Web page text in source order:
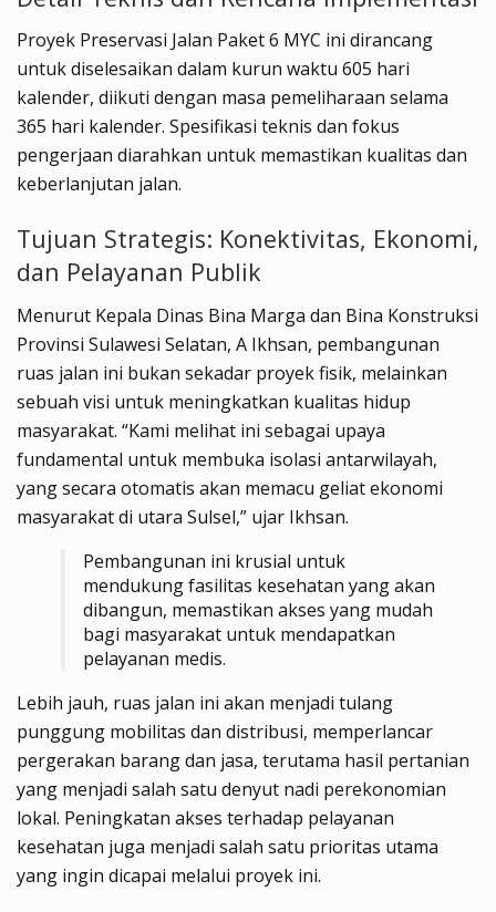
Proyek Preservasi Jalan Paket 6 MYC ini dirancang
untuk diselesaikan dalam kurun waktu 605 hari
kalender, diikuti dengan masa pemeliharaan selama
365 hari kalender. Spesifikasi teknis dan fokus
pengerjaan diarahkan untuk memastikan kualitas dan
keberlanjutan jalan.
Tujuan Strategis: Konektivitas, Ekonomi,
dan Pelayanan Publik
Menurut Kepala Dinas Bina Marga dan Bina Konstruksi
Provinsi Sulawesi Selatan, A Ikhsan, pembangunan
ruas jalan ini bukan sekadar proyek fisik, melainkan
sebuah visi untuk meningkatkan kualitas hidup
masyarakat. “Kami melihat ini sebagai upaya
fundamental untuk membuka isolasi antarwilayah,
yang secara otomatis akan memacu geliat ekonomi
masyarakat di utara Sulsel,” ujar Ikhsan.
Pembangunan ini krusial untuk
mendukung fasilitas kesehatan yang akan
dibangun, memastikan akses yang mudah
bagi masyarakat untuk mendapatkan
pelayanan medis.
Lebih jauh, ruas jalan ini akan menjadi tulang
punggung mobilitas dan distribusi, memperlancar
pergerakan barang dan jasa, terutama hasil pertanian
yang menjadi salah satu denyut nadi perekonomian
lokal. Peningkatan akses terhadap pelayanan
kesehatan juga menjadi salah satu prioritas utama
yang ingin dicapai melalui proyek ini.